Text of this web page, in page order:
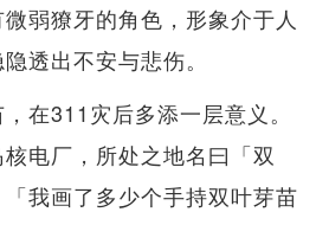
弱獠牙的角色，形象介于人
透出不安与悲伤。
在311灾后多添一层意义。
电厂，所处之地名曰「双
我画了多少个手持双叶芽苗